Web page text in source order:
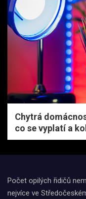
Chytrá
co se vyplatí a
Počet opilých řidičů
nejvíce ve